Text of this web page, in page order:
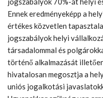
Ennek eredményeképp a
értékes közvetlen
jogszabályok helyi
társadalommal és
történő alkalmazását
hivatalosan megosztja a
uniós jogalkotási